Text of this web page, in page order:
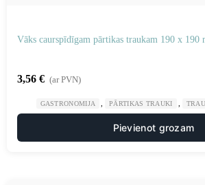
Vāks caurspīdīgam pārtikas traukam 190 x 190
3,56 € (ar PVN)
GASTRONOMIJA PĀRTIKAS TRAUKI
Pievienot grozam